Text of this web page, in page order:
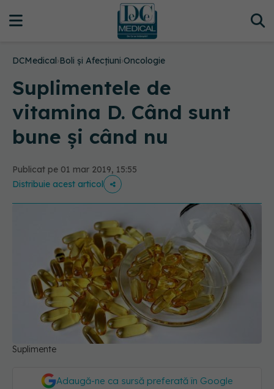
DCMedical›Boli și Afecțiuni›Oncologie
Suplimentele de
vitamina D. Când sunt
bune și când nu
Publicat pe 01 mar 2019, 15:55
Distribuie acest articol
Suplimente
Adaugă-ne ca sursă preferată în Google